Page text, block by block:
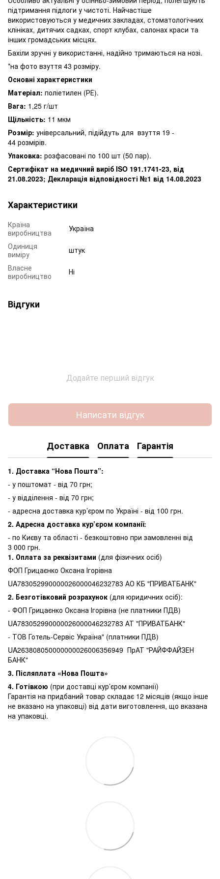
підтримання підлоги у чистоті. Найчастіше
використовуються у медичних закладах, стоматологічних
клініках, дитячих садках, спорт клубах, салонах краси та
інших громадських місцях.
Бахіли зручні у використанні, надійно тримаються на нозі.
*на фото взуття 43 розміру.
Основні характеристики
Матеріал: поліетилен (РЕ).
Вага: 1,25 г/шт
Щільність: 11 мкм
Розмір: універсальний, підійдуть для взуття 19 -
44 розмірів.
Упаковка: розфасовані по 100 шт (50 пар).
Сертифікат на медичний виріб ISO 191.1741-23, від
21.08.2023; Декларація відповідності №1 від 14.08.2023
Характеристики
Країна
виробництва
Україна
Одиниця
виміру
штук
Власне
виробництво
Ні
Відгуки
Додайте перший відгук
Написати відгук
Доставка Оплата Гарантія
1. Доставка “Нова Пошта”:
- у поштомат - від 70 грн;
- у відділення - від 70 грн;
- адресна доставка кур’єром по Україні - від 100 грн.
2. Адресна доставка кур’єром компанії:
- по Києву та області - безкоштовно при замовленні від
3 000 грн.
1. Оплата за реквізитами (для фізичних осіб)
ФОП Грицаєнко Оксана Ігорівна
UA783052990000026000046232783 АО КБ "ПРИВАТБАНК"
2. Безготівковий розрахунок (для юридичних осіб):
- ФОП Грицаєнко Оксана Ігорівна (не платники ПДВ)
UA783052990000026000046232783 АТ "ПРИВАТБАНК"
- ТОВ Готель-Сервіс Україна" (платники ПДВ)
UA263808050000000026006356949 ПрАТ "РАЙФФАЙЗЕН
БАНК"
3. Післяплата «Нова Пошта»
4. Готівкою (при доставці кур’єром компанії)
Гарантія на придбаний товар складає 12 місяців (якщо інше
не вказано на упаковці) від дати виготовлення, що вказана
на упаковці.